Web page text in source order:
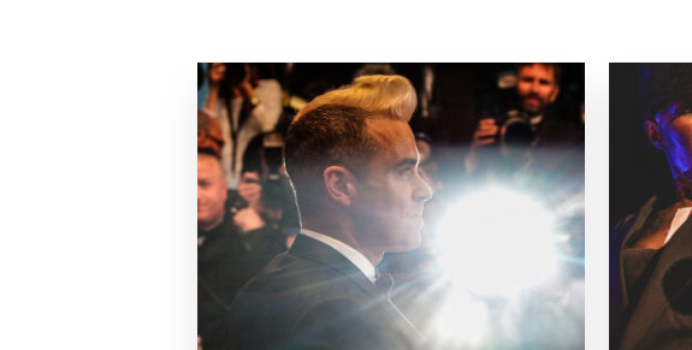
KALENDÁŘ
KVÍZY
MIX
OSTATNÍ
PODCASTY
JAK NALADIT
RÁDIO
PLAYLIST